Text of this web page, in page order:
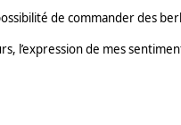
de commander des
l’expression de mes